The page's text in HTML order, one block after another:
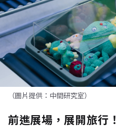
（圖片提供：中間研究室）
前進展場，展開旅行！